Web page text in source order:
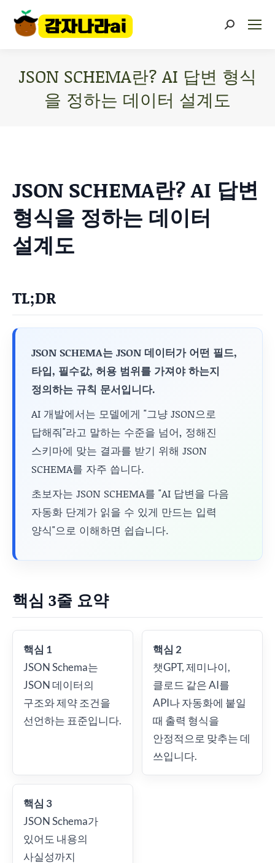
JSON SCHEMA란? AI 답변 형식
을 정하는 데이터 설계도
JSON SCHEMA란? AI 답변
형식을 정하는 데이터
설계도
TL;DR
JSON SCHEMA는 JSON 데이터가 어떤 필드,
타입, 필수값, 허용 범위를 가져야 하는지
정의하는 규칙 문서입니다.
AI 개발에서는 모델에게 "그냥 JSON으로
답해줘"라고 말하는 수준을 넘어, 정해진
스키마에 맞는 결과를 받기 위해 JSON
SCHEMA를 자주 씁니다.
초보자는 JSON SCHEMA를 "AI 답변을 다음
자동화 단계가 읽을 수 있게 만드는 입력
양식"으로 이해하면 쉽습니다.
핵심 3줄 요약
핵심 1
JSON Schema는
JSON 데이터의
구조와 제약 조건을
선언하는 표준입니다.
핵심 2
챗GPT, 제미나이,
클로드 같은 AI를
API나 자동화에 붙일
때 출력 형식을
안정적으로 맞추는 데
쓰입니다.
핵심 3
JSON Schema가
있어도 내용의
사실성까지